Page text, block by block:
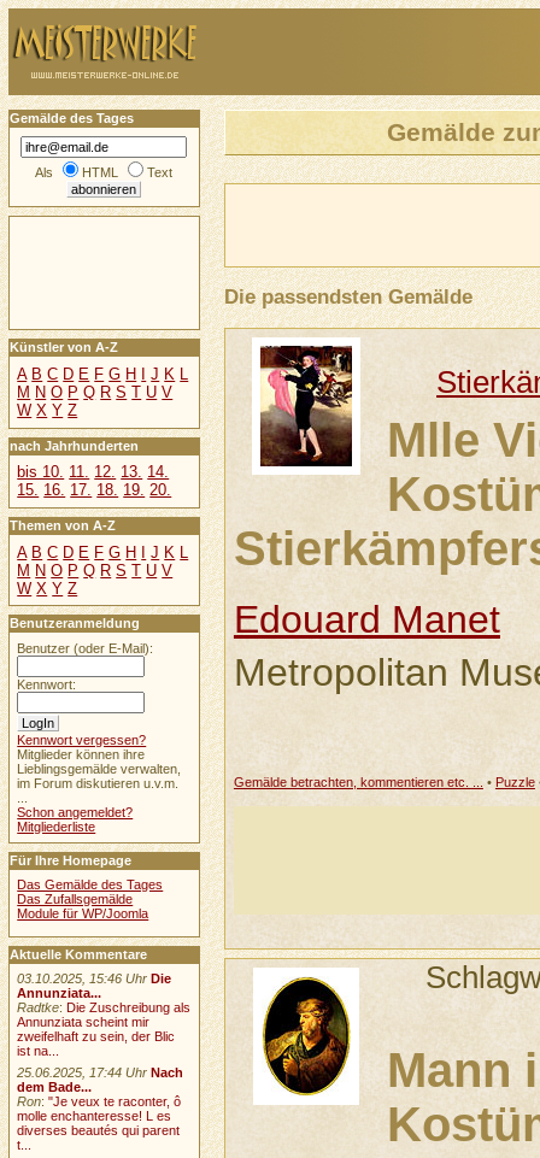
Gemälde
Die passendsten Gemälde
Mlle
Edouard Manet
Metropolitan
Gemälde betrachten, kommentieren etc. ... • Puzzle
Mann
Gemälde des Tages
Als HTML Text
Künstler von A-Z
A B C D E F G H J K L
M N O P Q R S T U V
W X Y Z
nach Jahrhunderten
bis 10. 11. 12. 13. 14.
15. 16. 17. 18. 19. 20.
Themen von A-Z
A B C D E F G H I J K L
M N O P Q R S T U V
W X Y Z
Benutzeranmeldung
Benutzer (oder E-Mail):
Kennwort:
Kennwort vergessen?
Mitglieder können ihre
Lieblingsgemälde verwalten,
im Forum diskutieren u.v.m.
Schon angemeldet?
Mitgliederliste
Für Ihre Homepage
Das Gemälde des Tages
Das Zufallsgemälde
Module für WP/Joomla
Aktuelle Kommentare
03.10.2025, 15:46 Uhr Die
Annunziata...
Radtke: Die Zuschreibung als
Annunziata scheint mir
zweifelhaft zu sein, der Blic
ist na...
25.06.2025, 17:44 Uhr Nach
dem Bade...
Ron:"Je veux te raconter, ô
molle enchanteresse! L es
diverses beautés qui parent
t...